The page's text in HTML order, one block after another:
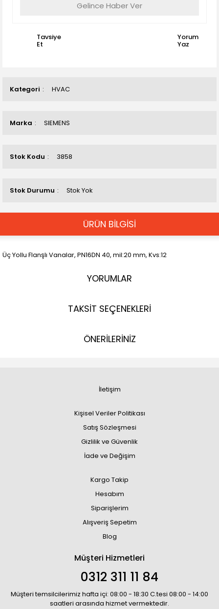
Kategori HVAC
Marka SIEMENS
Stok Kodu 3858
Stok Durumu Stok Yok
Gelince Haber Ver
Tavsiye
Et
Yorum
Yaz
ÜRÜN BİLGİSİ
Üç Yollu Flanşlı Vanalar, PN16DN 40, mil:20 mm, Kvs:12
YORUMLAR
TAKSİT SEÇENEKLERİ
ÖNERİLERİNİZ
İletişim
Kişisel Veriler Politikası
Satış Sözleşmesi
Gizlilik ve Güvenlik
İade ve Değişim
Kargo Takip
Hesabım
Siparişlerim
Alışveriş Sepetim
Blog
Müşteri Hizmetleri
0312 311 11 84
Müşteri temsilcilerimiz hafta içi: 08:00 - 18:30 C.tesi 08:00 - 14:00
saatleri arasında hizmet vermektedir.